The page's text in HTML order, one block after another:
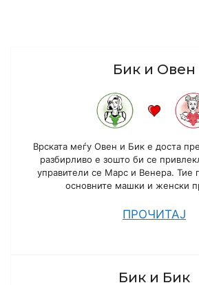
Бик и Овен
Врската меѓу Овен и Бик е доста
разбирливо е зошто би се
управители се Марс и Венера. Тие
основните машки и женски
ПРОЧИТАЈ
Бик и Бик